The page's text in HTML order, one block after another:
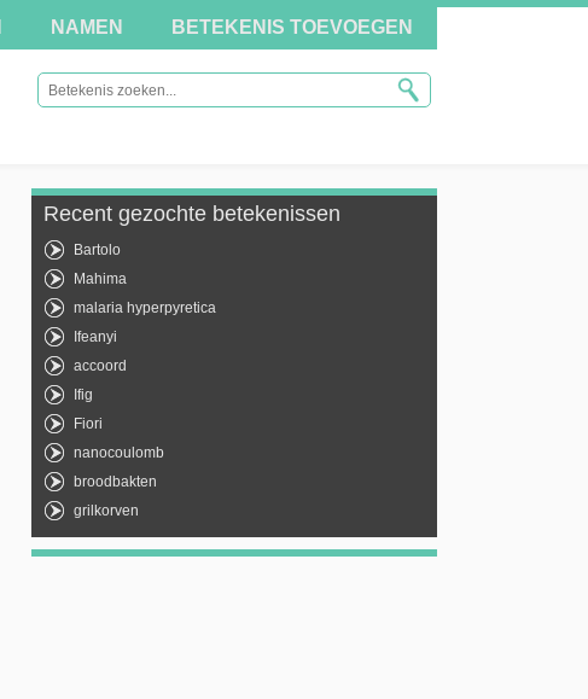
NAMEN BETEKENIS TOEVOEGEN
Recent gezochte betekenissen
Bartolo
Mahima
malaria hyperpyretica
Ifeanyi
accoord
Ifig
Fiori
nanocoulomb
broodbakten
grilkorven